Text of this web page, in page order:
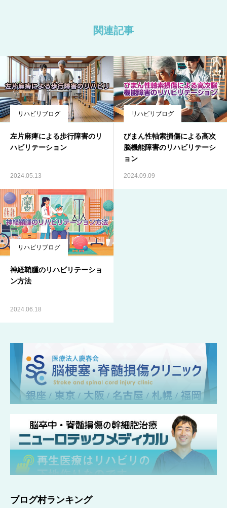
関連記事
リハビリブログ
左片麻痺による歩行障害のリ
ハビリテーション
2024.05.13
リハビリブログ
びまん性軸索損傷による高次
脳機能障害のリハビリテーシ
ョン
2024.09.09
リハビリブログ
神経鞘腫のリハビリテーショ
ン方法
2024.06.18
ブログ村ランキング